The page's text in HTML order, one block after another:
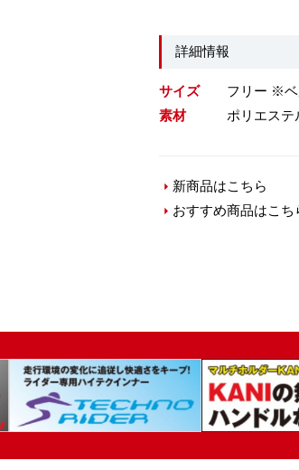
詳細情報
サイズ
フリー ※ベ
素材
ポリエステ
新商品はこちら
おすすめ商品はこち